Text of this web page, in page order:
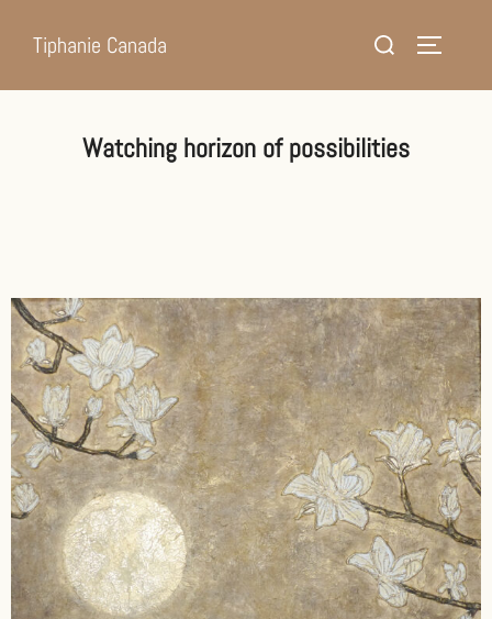
Tiphanie Canada
Watching horizon of possibilities